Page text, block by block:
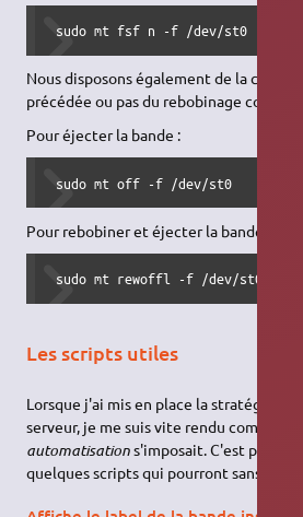
sudo mt fsf n -f /dev/st0
Nous disposons également de la
précédée ou pas du rebobinage complet.
Pour éjecter la bande :
sudo mt off -f /dev/st0
Pour rebobiner et éjecter la bande :
sudo mt rewoffl -f /dev/st0
Les scripts utiles
Lorsque j'ai mis en place la stratégie de
serveur, je me suis vite rendu compte
automatisations'imposait. C'est pour
quelques scripts qui pourront sans doute